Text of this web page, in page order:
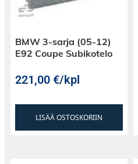
BMW 3-sarja (05-12)
E92 Coupe Subikotelo
221,00€/kpl
LISÄÄ OSTOSKORIIN